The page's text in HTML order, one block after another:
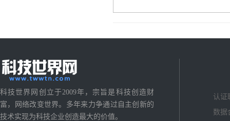
科技世界网创立于2009年，宗旨是科技创造财
富，网络改变世界。多年来力争通过自主创新的
技术实现为科技企业创造最大的价值。
认证
数据